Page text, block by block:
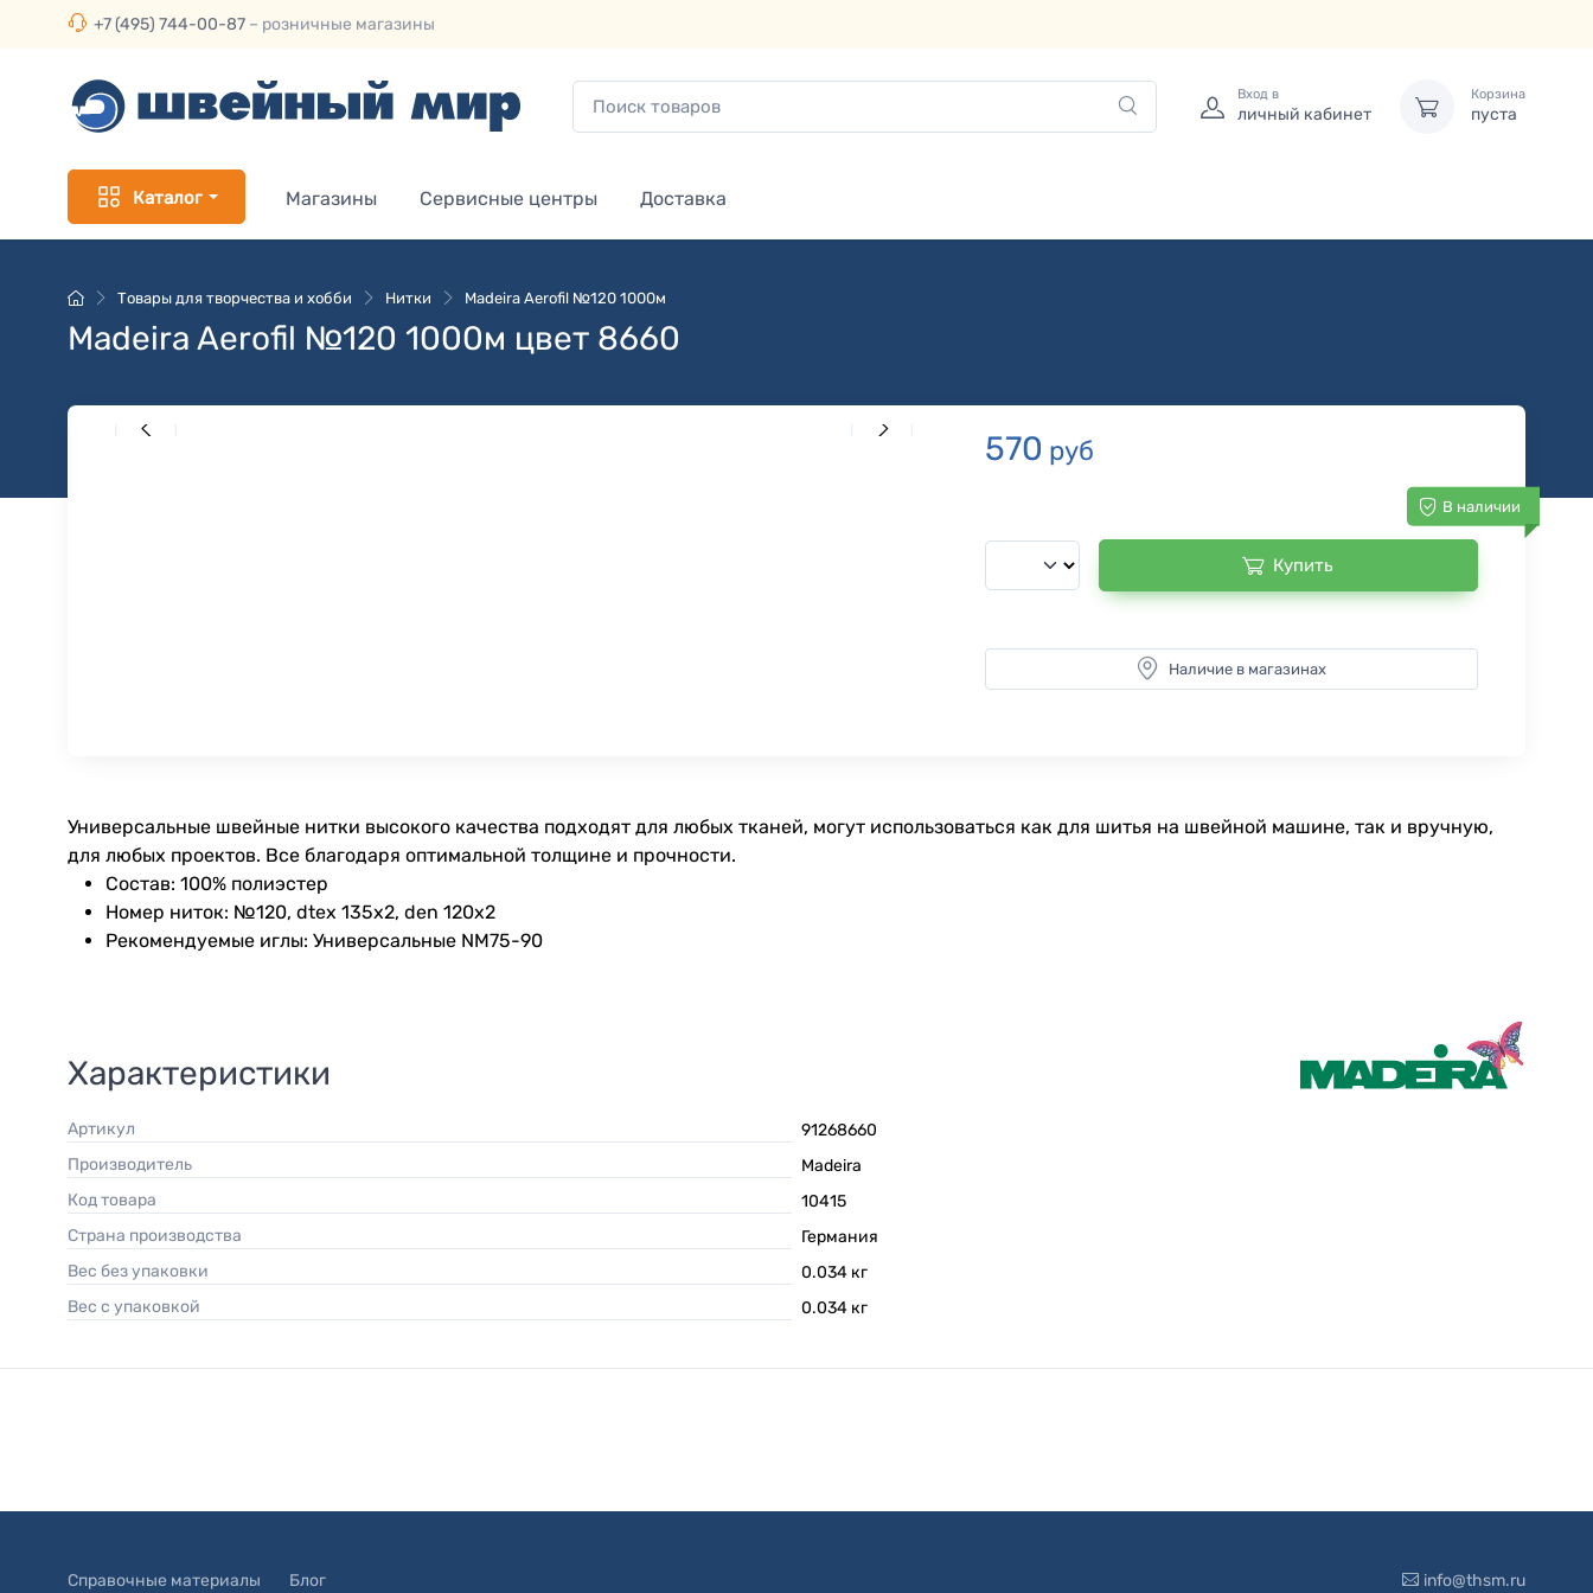
+7 (495) 744-00-87 – розничные магазины
Вход в
личный кабинет
Корзина
пуста
Каталог Магазины Сервисные центры Доставка
Товары для творчества и хобби Нитки Madeira Aerofil №120 1000м
Madeira Aerofil №120 1000м цвет 8660
570 руб
В наличии
Купить
Наличие в магазинах
Универсальные швейные нитки высокого качества подходят для любых тканей, могут использоваться как для шитья на швейной машине, так и вручную,
для любых проектов. Все благодаря оптимальной толщине и прочности.
Состав: 100% полиэстер
Номер ниток: №120, dtex 135x2, den 120x2
Рекомендуемые иглы: Универсальные NM75-90
Характеристики
Артикул
91268660
Производитель
Madeira
Код товара
10415
Страна производства
Германия
Вес без упаковки
0.034 кг
Вес с упаковкой
0.034 кг
Справочные материалы Блог info@thsm.ru